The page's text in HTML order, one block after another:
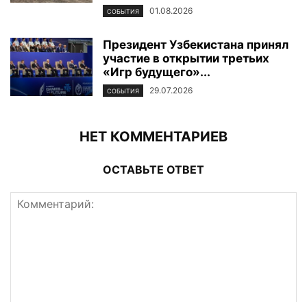
СОБЫТИЯ 01.08.2026
Президент Узбекистана принял
участие в открытии третьих
«Игр будущего»...
СОБЫТИЯ 29.07.2026
НЕТ КОММЕНТАРИЕВ
ОСТАВЬТЕ ОТВЕТ